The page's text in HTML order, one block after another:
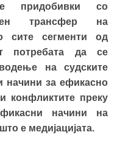
придобивки со
трансфер на
сите сегменти од
потребата да се
на судските
начини за ефикасно
конфликтите преку
начини на
е медијацијата.